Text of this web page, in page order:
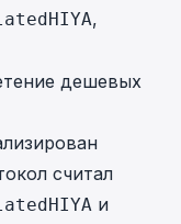
,
дешевых
считал
и